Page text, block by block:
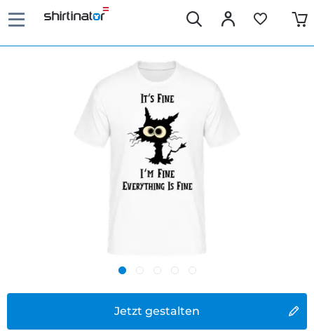
Jetzt gestalten